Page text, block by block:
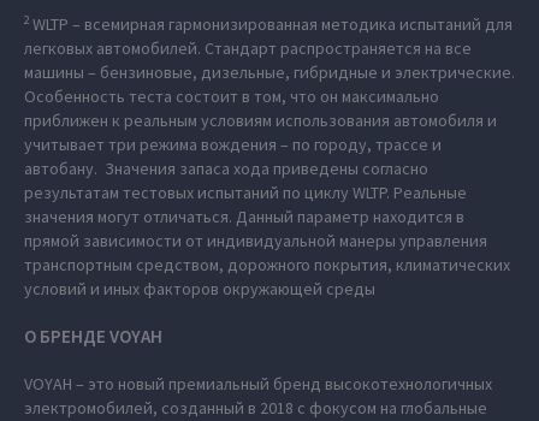
2 WLTP – всемирная гармонизированная методика испытаний для
легковых автомобилей. Стандарт распространяется на все
машины – бензиновые, дизельные, гибридные и электрические.
Особенность теста состоит в том, что он максимально
приближен к реальным условиям использования автомобиля и
учитывает три режима вождения – по городу, трассе и
автобану. Значения запаса хода приведены согласно
результатам тестовых испытаний по циклу WLTP. Реальные
значения могут отличаться. Данный параметр находится в
прямой зависимости от индивидуальной манеры управления
транспортным средством, дорожного покрытия, климатических
условий и иных факторов окружающей среды
О БРЕНДЕ VOYAH
VOYAH – это новый премиальный бренд высокотехнологичных
электромобилей, созданный в 2018 с фокусом на глобальные